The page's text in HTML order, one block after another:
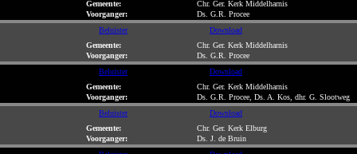
Gemeente:
Chr. Ger. Kerk Middelharnis
Voorganger:
Ds. G.R. Procee
Beluister
Download
Gemeente:
Chr. Ger. Kerk Middelharnis
Voorganger:
Ds. G.R. Procee
Beluister
Download
Gemeente:
Chr. Ger. Kerk Middelharnis
Voorganger:
Ds. G.R. Procee, Ds. A. Kos, dhr. G. Slootweg
Beluister
Download
Gemeente:
Chr. Ger. Kerk Elburg
Voorganger:
Ds. J. de Bruin